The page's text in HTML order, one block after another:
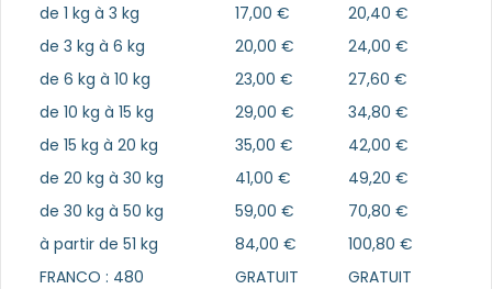
de 1 kg à 3 kg
17,00 €
20,40 €
de 3 kg à 6 kg
20,00 €
24,00 €
de 6 kg à 10 kg
23,00 €
27,60 €
de 10 kg à 15 kg
29,00 €
34,80 €
de 15 kg à 20 kg
35,00 €
42,00 €
de 20 kg à 30 kg
41,00 €
49,20 €
de 30 kg à 50 kg
59,00 €
70,80 €
à partir de 51 kg
84,00 €
100,80 €
FRANCO : 480
GRATUIT
GRATUIT